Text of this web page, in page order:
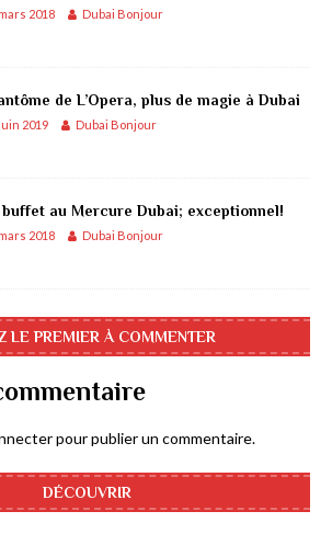
2018 Dubai Bonjour
de L’Opera, plus de magie à Dubai
2019 Dubai Bonjour
au Mercure Dubai; exceptionnel!
2018 Dubai Bonjour
LE PREMIER À COMMENTER
pour publier un commentaire.
DÉCOUVRIR